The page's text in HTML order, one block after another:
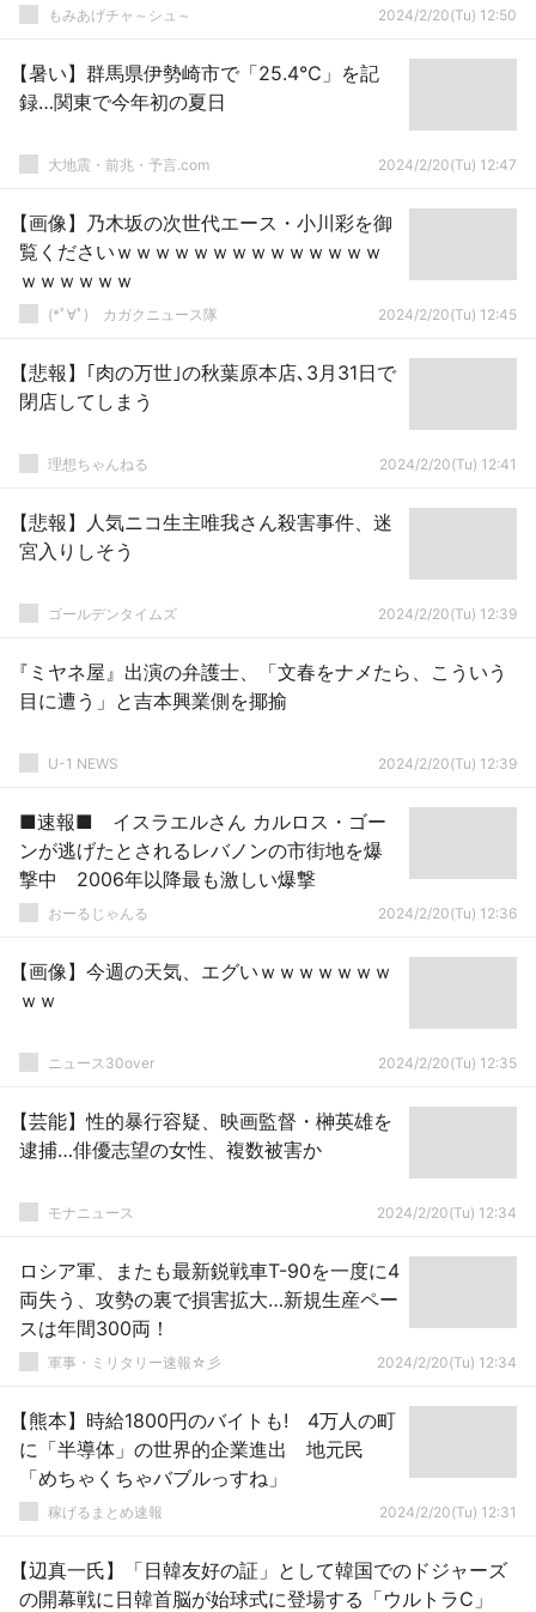
もみあげチャ～シュ～ 2024/2/20(Tu) 12:50
【暑い】群馬県伊勢崎市で「25.4℃」を記
録…関東で今年初の夏日
大地震・前兆・予言.com 2024/2/20(Tu) 12:47
【画像】乃木坂の次世代エース・小川彩を御
覧くださいｗｗｗｗｗｗｗｗｗｗｗｗｗｗ
ｗｗｗｗｗｗ
(*ﾟ∀ﾟ)ゞカガクニュース隊 2024/2/20(Tu) 12:45
【悲報】｢肉の万世｣の秋葉原本店､3月31日で
閉店してしまう
理想ちゃんねる 2024/2/20(Tu) 12:41
【悲報】人気ニコ生主唯我さん殺害事件、迷
宮入りしそう
ゴールデンタイムズ 2024/2/20(Tu) 12:39
『ミヤネ屋』出演の弁護士、「文春をナメたら、こういう
目に遭う」と吉本興業側を揶揄
U-1 NEWS 2024/2/20(Tu) 12:39
■速報■ イスラエルさん カルロス・ゴー
ンが逃げたとされるレバノンの市街地を爆
撃中 2006年以降最も激しい爆撃
おーるじゃんる 2024/2/20(Tu) 12:36
【画像】今週の天気、エグいｗｗｗｗｗｗｗ
ｗｗ
ニュース30over 2024/2/20(Tu) 12:35
【芸能】性的暴行容疑、映画監督・榊英雄を
逮捕…俳優志望の女性、複数被害か
モナニュース 2024/2/20(Tu) 12:34
ロシア軍、またも最新鋭戦車T-90を一度に4
両失う、攻勢の裏で損害拡大…新規生産ペー
スは年間300両！
軍事・ミリタリー速報☆彡 2024/2/20(Tu) 12:34
【熊本】時給1800円のバイトも! 4万人の町
に「半導体」の世界的企業進出 地元民
「めちゃくちゃバブルっすね」
稼げるまとめ速報 2024/2/20(Tu) 12:31
【辺真一氏】「日韓友好の証」として韓国でのドジャーズ
の開幕戦に日韓首脳が始球式に登場する「ウルトラC」